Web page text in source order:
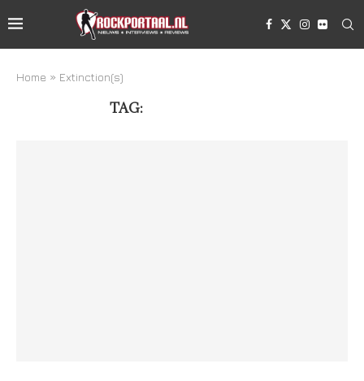
Home » Extinction(s)
TAG: